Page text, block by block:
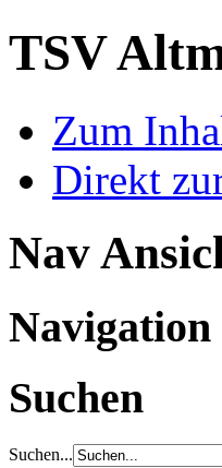
TSV
Zum
Direkt
Nav
Navigation
Suchen
Suchen...